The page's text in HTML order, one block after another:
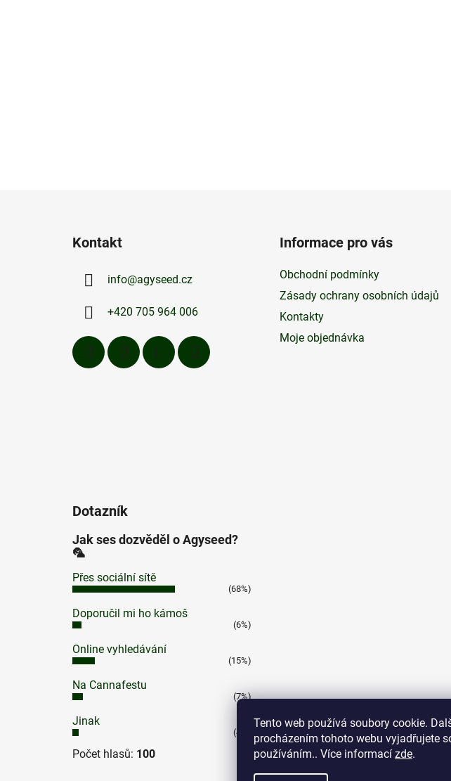
Tento web používá soubory cookie.
procházením tohoto webu vyjadřujete
používáním.. Více informací zde.
Kontakt
info@agyseed.cz
+420 705 964 006
Informace pro vás
Obchodní podmínky
Zásady ochrany osobních údajů
Kontakty
Moje objednávka
Dotazník
Jak ses dozvěděl o Agyseed?
🦜
Přes sociální sítě
(68%)
Doporučil mi ho kámoš
(6%)
Online vyhledávání
(15%)
Na Cannafestu
(7%)
Jinak
(4%)
Počet hlasů: 100